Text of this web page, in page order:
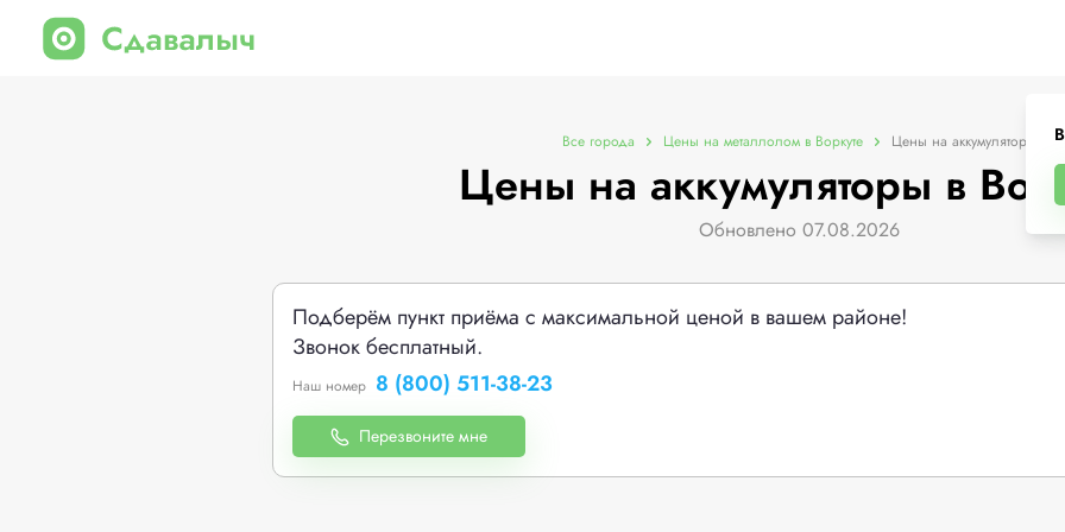
Все города Цены на металлолом в Воркуте Цены на аккумуляторы
Цены на аккумуляторы в
Обновлено 07.08.2026
Подберём пункт приёма с максимальной ценой в вашем районе!
Звонок бесплатный.
Наш номер 8 (800) 511-38-23
Перезвоните мне